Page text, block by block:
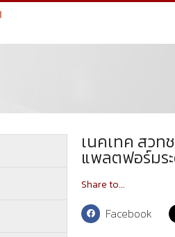
เนคเทค สวท
แพลตฟอร์มร
Share to...
Facebook